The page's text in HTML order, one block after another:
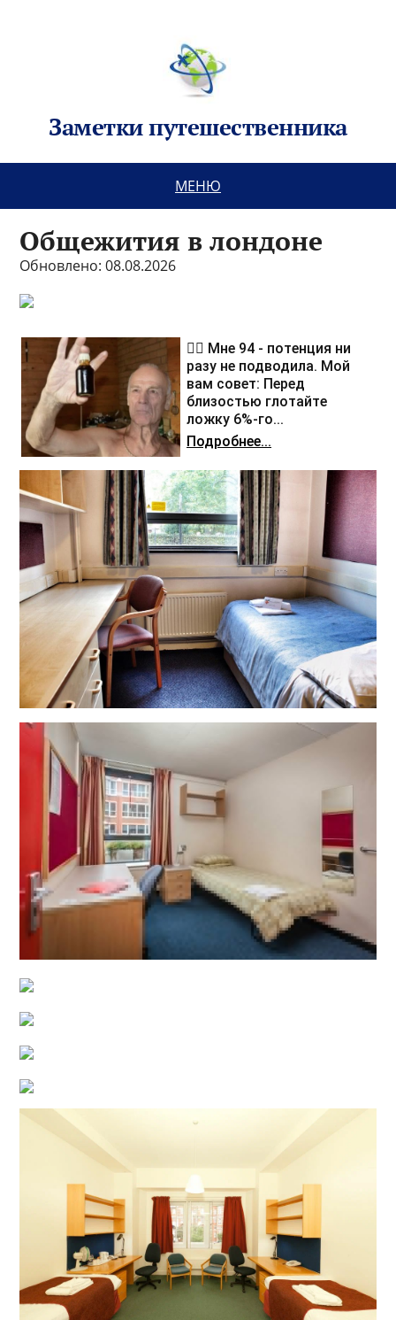
Заметки путешественника
МЕНЮ
Общежития в лондоне
Обновлено: 08.08.2026
❤️‍🔥 Мне 94 - потенция ни
разу не подводила. Мой
вам совет: Перед
близостью глотайте
ложку 6%-го...
Подробнее...